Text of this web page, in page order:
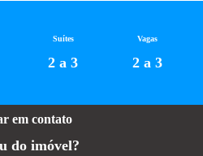
em contato
do imóvel?
Suítes
2 a 3
Vagas
2 a 3